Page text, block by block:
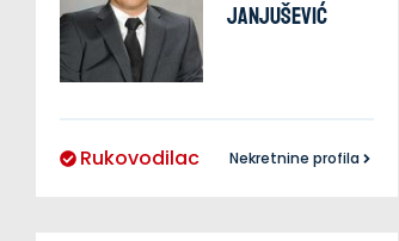
Janjušević
Rukovodilac Nekretnine profila